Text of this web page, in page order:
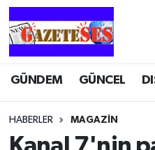
GÜNDEM GÜNCEL
HABERLER MAGAZİN